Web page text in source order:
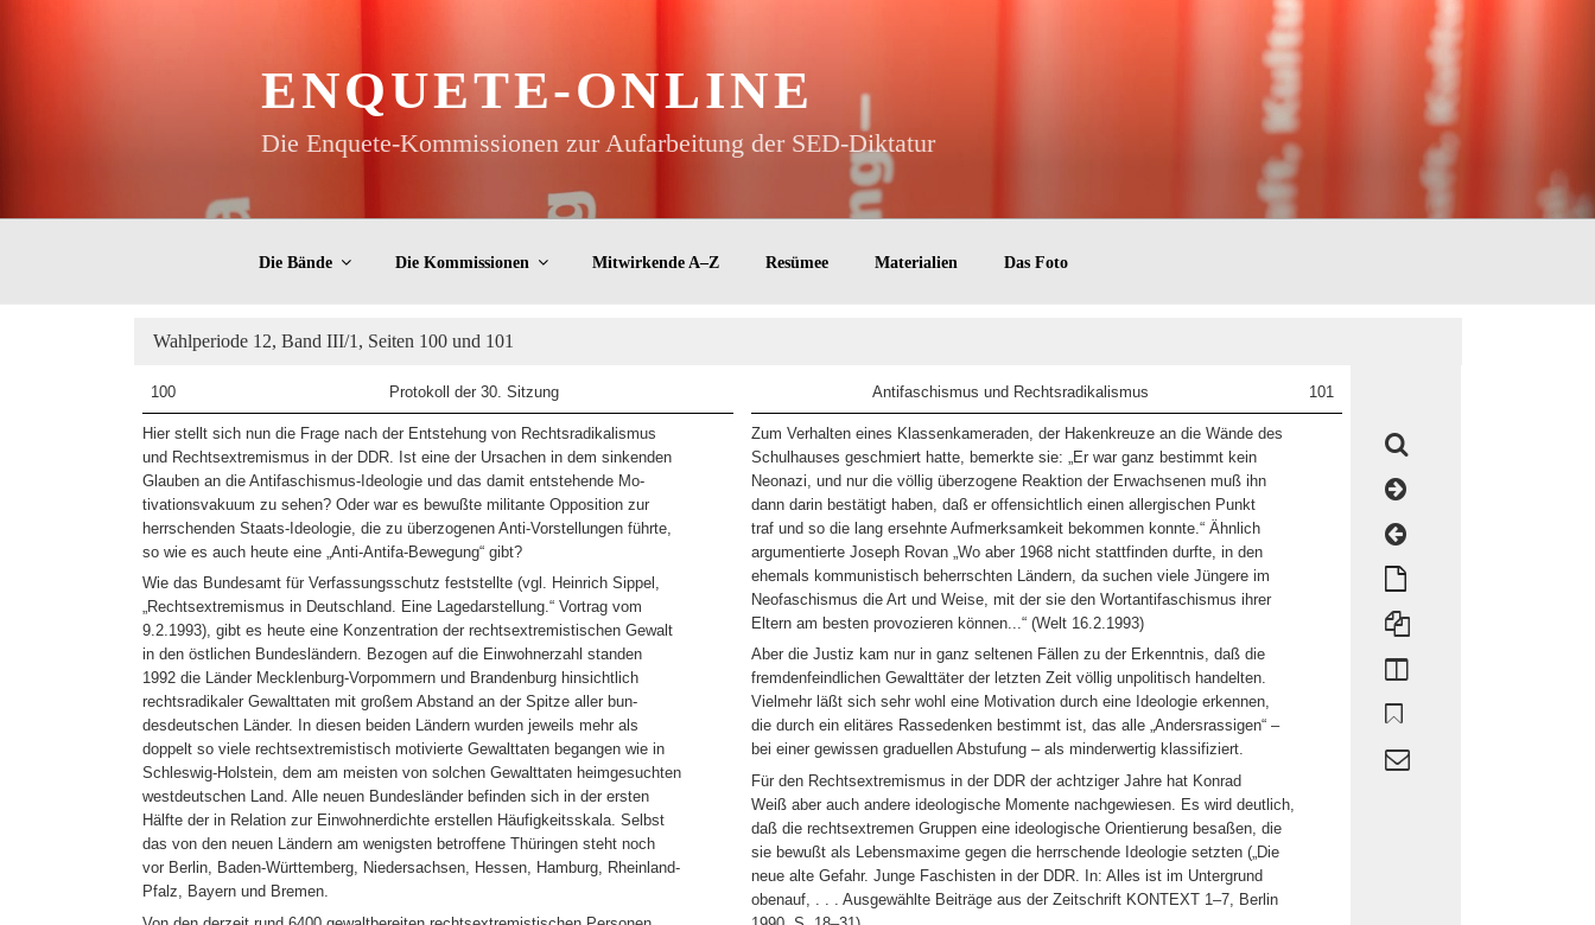
ENQUETE-ONLINE
Die Enquete-Kommissionen zur Aufarbeitung der SED-Diktatur
Die Bände Die Kommissionen Mitwirkende A–Z Resümee Materialien Das Foto
Wahlperiode 12, Band III/1, Seiten 100 und 101
100 Protokoll der 30. Sitzung
Hier stellt sich nun die Frage nach der Entstehung von Rechtsradikalismus
und Rechtsextremismus in der DDR. Ist eine der Ursachen in dem sinkenden
Glauben an die Antifaschismus-Ideologie und das damit entstehende Mo-
tivationsvakuum zu sehen? Oder war es bewußte militante Opposition zur
herrschenden Staats-Ideologie, die zu überzogenen Anti-Vorstellungen führte,
so wie es auch heute eine „Anti-Antifa-Bewegung“ gibt?
Wie das Bundesamt für Verfassungsschutz feststellte (vgl. Heinrich Sippel,
„Rechtsextremismus in Deutschland. Eine Lagedarstellung.“ Vortrag vom
9.2.1993), gibt es heute eine Konzentration der rechtsextremistischen Gewalt
in den östlichen Bundesländern. Bezogen auf die Einwohnerzahl standen
1992 die Länder Mecklenburg-Vorpommern und Brandenburg hinsichtlich
rechtsradikaler Gewalttaten mit großem Abstand an der Spitze aller bun-
desdeutschen Länder. In diesen beiden Ländern wurden jeweils mehr als
doppelt so viele rechtsextremistisch motivierte Gewalttaten begangen wie in
Schleswig-Holstein, dem am meisten von solchen Gewalttaten heimgesuchten
westdeutschen Land. Alle neuen Bundesländer befinden sich in der ersten
Hälfte der in Relation zur Einwohnerdichte erstellen Häufigkeitsskala. Selbst
das von den neuen Ländern am wenigsten betroffene Thüringen steht noch
vor Berlin, Baden-Württemberg, Niedersachsen, Hessen, Hamburg, Rheinland-
Pfalz, Bayern und Bremen.
101
Antifaschismus und Rechtsradikalismus
Zum Verhalten eines Klassenkameraden, der Hakenkreuze an die Wände des
Schulhauses geschmiert hatte, bemerkte sie: „Er war ganz bestimmt kein
Neonazi, und nur die völlig überzogene Reaktion der Erwachsenen muß ihn
dann darin bestätigt haben, daß er offensichtlich einen allergischen Punkt
traf und so die lang ersehnte Aufmerksamkeit bekommen konnte.“ Ähnlich
argumentierte Joseph Rovan „Wo aber 1968 nicht stattfinden durfte, in den
ehemals kommunistisch beherrschten Ländern, da suchen viele Jüngere im
Neofaschismus die Art und Weise, mit der sie den Wortantifaschismus ihrer
Eltern am besten provozieren können...“ (Welt 16.2.1993)
Aber die Justiz kam nur in ganz seltenen Fällen zu der Erkenntnis, daß die
fremdenfeindlichen Gewalttäter der letzten Zeit völlig unpolitisch handelten.
Vielmehr läßt sich sehr wohl eine Motivation durch eine Ideologie erkennen,
die durch ein elitäres Rassedenken bestimmt ist, das alle „Andersrassigen“ –
bei einer gewissen graduellen Abstufung – als minderwertig klassifiziert.
Für den Rechtsextremismus in der DDR der achtziger Jahre hat Konrad
Weiß aber auch andere ideologische Momente nachgewiesen. Es wird deutlich,
daß die rechtsextremen Gruppen eine ideologische Orientierung besaßen, die
sie bewußt als Lebensmaxime gegen die herrschende Ideologie setzten („Die
neue alte Gefahr. Junge Faschisten in der DDR. In: Alles ist im Untergrund
obenauf, . . . Ausgewählte Beiträge aus der Zeitschrift KONTEXT 1–7, Berlin